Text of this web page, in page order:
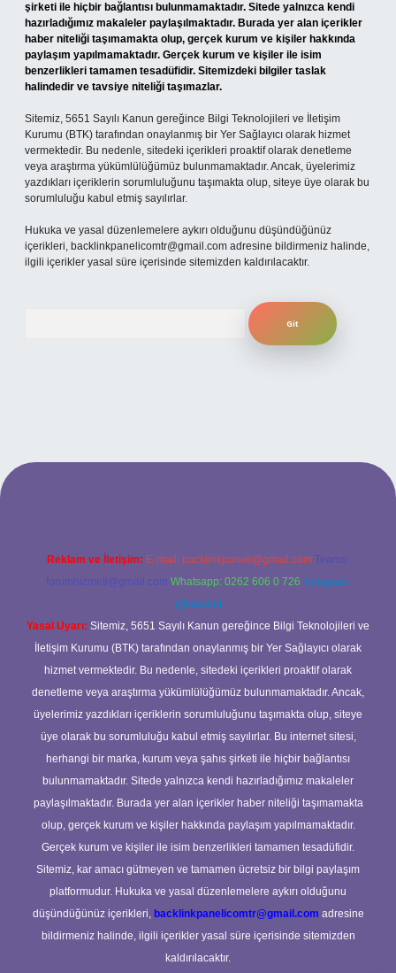
şirketi ile hiçbir bağlantısı bulunmamaktadır. Sitede yalnızca kendi
hazırladığımız makaleler paylaşılmaktadır. Burada yer alan içerikler
haber niteliği taşımamakta olup, gerçek kurum ve kişiler hakkında
paylaşım yapılmamaktadır. Gerçek kurum ve kişiler ile isim
benzerlikleri tamamen tesadüfidir. Sitemizdeki bilgiler taslak
halindedir ve tavsiye niteliği taşımazlar.
Sitemiz, 5651 Sayılı Kanun gereğince Bilgi Teknolojileri ve İletişim
Kurumu (BTK) tarafından onaylanmış bir Yer Sağlayıcı olarak hizmet
vermektedir. Bu nedenle, sitedeki içerikleri proaktif olarak denetleme
veya araştırma yükümlülüğümüz bulunmamaktadır. Ancak, üyelerimiz
yazdıkları içeriklerin sorumluluğunu taşımakta olup, siteye üye olarak bu
sorumluluğu kabul etmiş sayılırlar.
Hukuka ve yasal düzenlemelere aykırı olduğunu düşündüğünüz
içerikleri, backlinkpanelicomtr@gmail.com adresine bildirmeniz halinde,
ilgili içerikler yasal süre içerisinde sitemizden kaldırılacaktır.
bahis
Reklam ve İletişim: E-mail: backlinkpaneli@gmail.com Teams:
forumhizmeti@gmail.com Whatsapp: 0262 606 0 726 Telegram:
@karabul
Yasal Uyarı: Sitemiz, 5651 Sayılı Kanun gereğince Bilgi Teknolojileri ve
İletişim Kurumu (BTK) tarafından onaylanmış bir Yer Sağlayıcı olarak
hizmet vermektedir. Bu nedenle, sitedeki içerikleri proaktif olarak
denetleme veya araştırma yükümlülüğümüz bulunmamaktadır. Ancak,
üyelerimiz yazdıkları içeriklerin sorumluluğunu taşımakta olup, siteye
üye olarak bu sorumluluğu kabul etmiş sayılırlar. Bu internet sitesi,
herhangi bir marka, kurum veya şahıs şirketi ile hiçbir bağlantısı
bulunmamaktadır. Sitede yalnızca kendi hazırladığımız makaleler
paylaşılmaktadır. Burada yer alan içerikler haber niteliği taşımamakta
olup, gerçek kurum ve kişiler hakkında paylaşım yapılmamaktadır.
Gerçek kurum ve kişiler ile isim benzerlikleri tamamen tesadüfidir.
Sitemiz, kar amacı gütmeyen ve tamamen ücretsiz bir bilgi paylaşım
platformudur. Hukuka ve yasal düzenlemelere aykırı olduğunu
düşündüğünüz içerikleri, backlinkpanelicomtr@gmail.com adresine
bildirmeniz halinde, ilgili içerikler yasal süre içerisinde sitemizden
kaldırılacaktır.